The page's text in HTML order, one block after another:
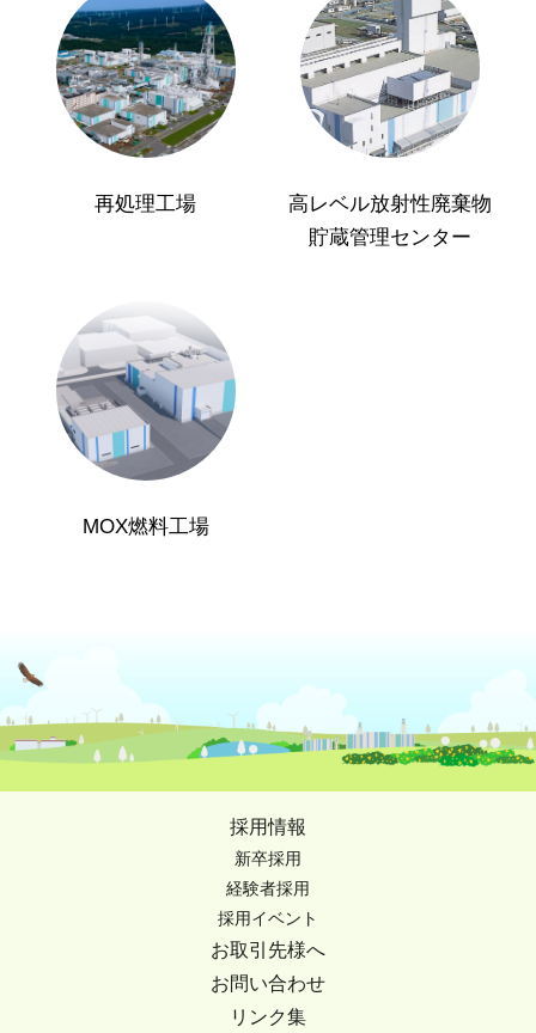
再処理工場
高レベル放射性廃棄物
貯蔵管理センター
MOX燃料工場
採用情報
新卒採用
経験者採用
採用イベント
お取引先様へ
お問い合わせ
リンク集